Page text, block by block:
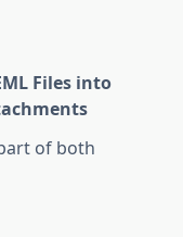
Files into
of both